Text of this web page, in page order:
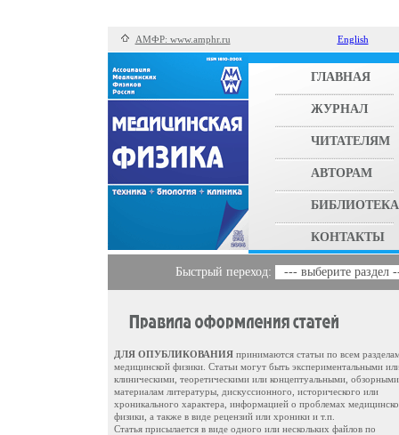
АМФР: www.amphr.ru English
ГЛАВНАЯ
ЖУРНАЛ
ЧИТАТЕЛЯМ
АВТОРАМ
БИБЛИОТЕКА
КОНТАКТЫ
Быстрый переход: --- выберите раздел
ДЛЯ ОПУБЛИКОВАНИЯпринимаются статьи по всем
медицинской физики. Статьи могут быть экспериментальными
клиническими, теоретическими или концептуальными,
материалам литературы, дискуссионного, исторического или
хроникального характера, информацией о проблемах
физики, а также в виде рецензий или хроники и т.п.
Статья присылается в виде одного или нескольких файлов по